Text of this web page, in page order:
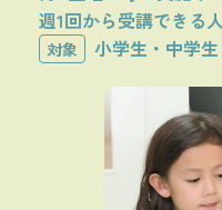
週1回から受講できる
対象 小学生・中学